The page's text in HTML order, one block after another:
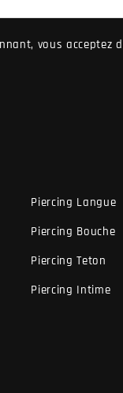
vous
Piercing Langue
Piercing Bouche
Piercing Teton
Piercing Intime